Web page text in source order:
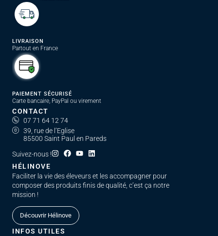
LIVRAISON
Partout en France
PAIEMENT SÉCURISÉ
Carte bancaire, PayPal ou virement
CONTACT
07 71 64 12 74
39, rue de l’Eglise
85500 Saint Paul en Pareds
Suivez-nous !
HÉLINOVE
Faciliter la vie des éleveurs et les accompagner pour
composer des produits finis de qualité, c’est ça notre
mission !
Découvrir Hélinove
INFOS UTILES